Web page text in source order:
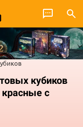
кубиков
с